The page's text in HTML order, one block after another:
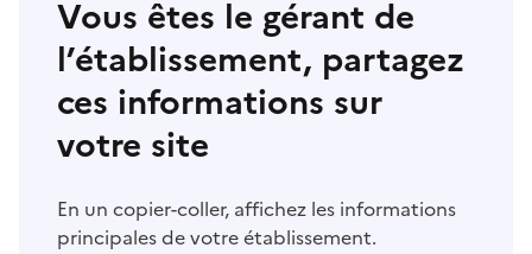
Vous êtes le gérant de
l’établissement, partagez
ces informations sur
votre site
En un copier-coller, affichez les informations
principales de votre établissement.